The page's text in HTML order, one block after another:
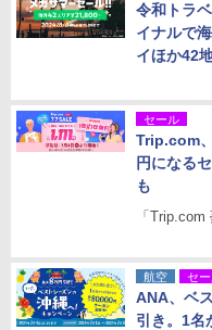
令和トラ
イナルで
イほか42
セール
Trip.com
円になる
も
「Trip.com
航空 セ
ANA、ベ
引き。1名